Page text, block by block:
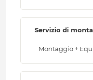
Servizio di
Montaggio +